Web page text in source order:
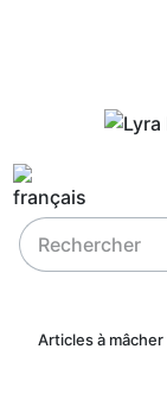
Articles à mâcher